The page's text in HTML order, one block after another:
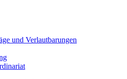
und Verlautbarungen